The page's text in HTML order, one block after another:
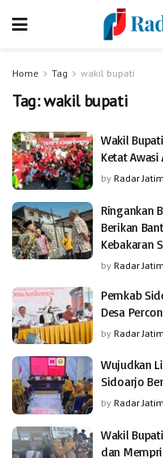
Home Tag wakil bupati
Tag:wakil bupati
Wakil
Ketat Awasi
by Radar Jatim
Ringankan
Berikan
Kebakaran
by Radar Jatim
Pemkab
Desa
by Radar Jatim
Wujudkan
Sidoarjo
by Radar Jatim
Wakil
dan